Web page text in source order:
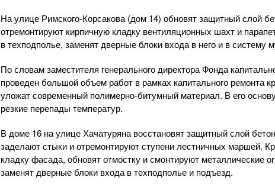
На улице Римского-Корсакова (дом 14) обновят защитный слой
отремонтируют кирпичную кладку вентиляционных шахт и
в техподполье, заменят дверные блоки входа в него и в систему
По словам заместителя генерального директора Фонда
проведен большой объем работ в рамках капитального ремонта
уложат современный полимерно-битумный материал. В его
резкие перепады температур.
В доме 16 на улице Хачатуряна восстановят защитный слой
заделают стыки и отремонтируют ступени лестничных маршей.
кладку фасада, обновят отмостку и смонтируют металлические
заменят дверные блоки входа в техподполье и подъезд.